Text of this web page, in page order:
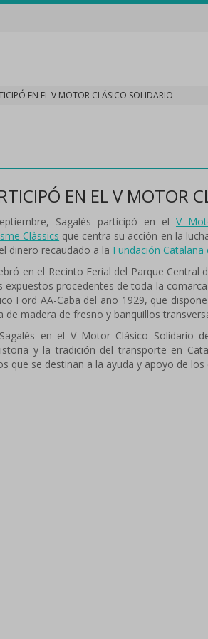
EN EL V MOTOR CLÁSICO SOLIDARIO
EN EL V MOTOR
Sagalés participó en el V
Clàssics que centra su acción en la
dinero recaudado a la Fundación Catalana
en el Recinto Ferial del Parque
expuestos procedentes de toda la
Ford AA-Caba del año 1929, que
de madera de fresno y banquillos
en el V Motor Clásico Solidario
y la tradición del transporte en
que se destinan a la ayuda y apoyo de los